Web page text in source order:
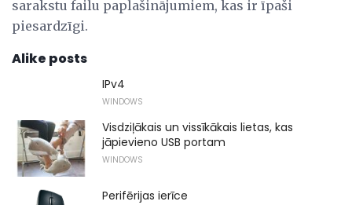
sarakstu failu paplašinājumiem, kas ir īpaši
piesardzīgi.
Alike posts
IPv4
WINDOWS
Visdziļākais un vissīkākais lietas, kas
jāpievieno USB portam
WINDOWS
Perifērijas ierīce